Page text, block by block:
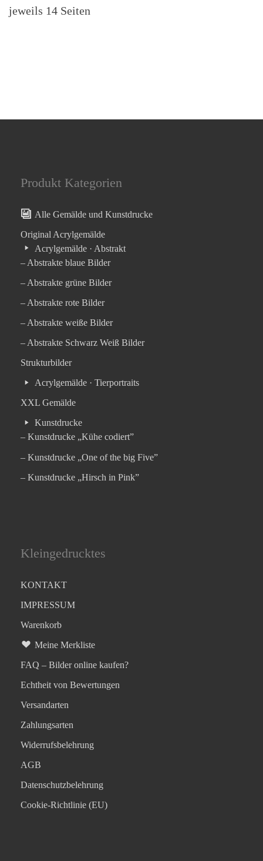
jeweils 14 Seiten
Produkt Kategorien
Alle Gemälde und Kunstdrucke
Original Acrylgemälde
Acrylgemälde · Abstrakt
– Abstrakte blaue Bilder
– Abstrakte grüne Bilder
– Abstrakte rote Bilder
– Abstrakte weiße Bilder
– Abstrakte Schwarz Weiß Bilder
Strukturbilder
Acrylgemälde · Tierportraits
XXL Gemälde
Kunstdrucke
– Kunstdrucke „Kühe codiert”
– Kunstdrucke „One of the big Five”
– Kunstdrucke „Hirsch in Pink”
Kleingedrucktes
KONTAKT
IMPRESSUM
Warenkorb
Meine Merkliste
FAQ – Bilder online kaufen?
Echtheit von Bewertungen
Versandarten
Zahlungsarten
Widerrufsbelehrung
AGB
Datenschutzbelehrung
Cookie-Richtlinie (EU)